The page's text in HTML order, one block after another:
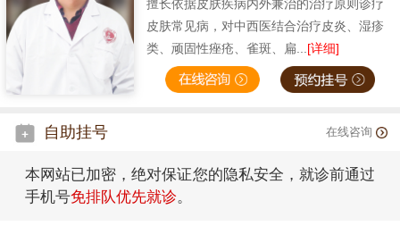
擅长依据皮肤疾病内外兼治的治疗原则诊疗
皮肤常见病，对中西医结合治疗皮炎、湿疹
类、顽固性痤疮、雀斑、扁...[详细]
自助挂号 在线咨询
本网站已加密，绝对保证您的隐私安全，就诊前通过
手机号免排队优先就诊。